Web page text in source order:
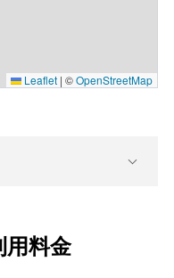
Leaflet | ©OpenStreetMap
用料金